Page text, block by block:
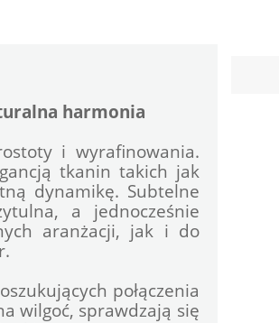
harmonia
i wyrafinowania.
tkanin takich jak
dynamikę. Subtelne
a jednocześnie
aranżacji, jak i do
połączenia
wilgoć, sprawdzają się